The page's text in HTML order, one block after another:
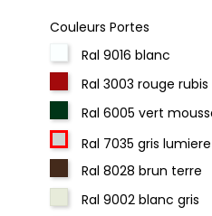
Couleurs Portes
Ral 9016 blanc
Ral 3003 rouge rubis
Ral 6005 vert
Ral 7035 gris lumiere
Ral 8028 brun terre
Ral 9002 blanc gris